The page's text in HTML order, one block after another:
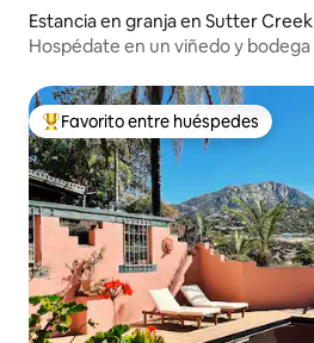
Estancia en granja en Sutter Creek
Hospédate en un viñedo y
De los mejores en Favorito entre
Favorito entre huéspedes